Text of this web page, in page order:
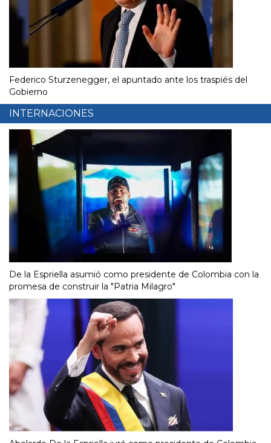
Federico Sturzenegger, el apuntado ante los traspiés del
Gobierno
INTERNACIONES
De la Espriella asumió como presidente de Colombia con la
promesa de construir la "Patria Milagro"